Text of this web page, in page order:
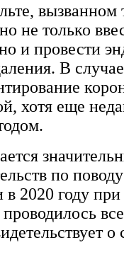
вызванном
не только
и провести
В
хотя еще
по
в 2020 году
о